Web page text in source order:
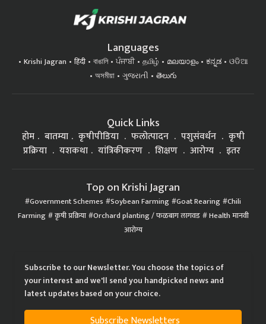
Languages
Krishi Jagran हिंदी বাঙালি ਪੰਜਾਬੀ தமிழ் മലയാളം ಕನ್ನಡ
ଓଡିଆ
অসমীয়া
ગુજરાતી తెలుగు
Quick Links
होम बातम्या कृषीपीडिया फलोत्पादन पशुसंवर्धन
कृषी
प्रक्रिया
यशकथा यांत्रिकीकरण शिक्षण आरोग्य इतर
Top on Krishi Jagran
Government Schemes Soybean Farming Goat Rearing Chili
Farming कृषी प्रक्रिया Orchard planting / फळबाग लागवड Health मानवी
आरोग्य
Subscribe to our Newsletter. You choose the topics of
your interest and we'll send you handpicked news and
latest updates based on your choice.
Subscribe Newsletters